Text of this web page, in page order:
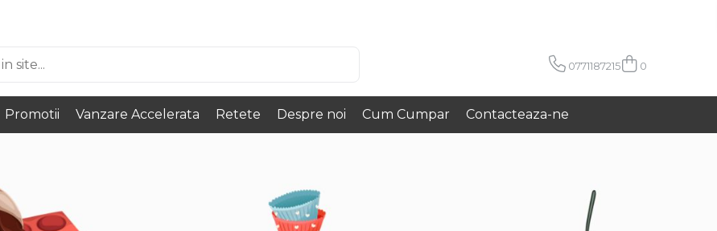
0771187215 0
Promotii Vanzare Accelerata Retete Despre noi Cum Cumpar Contacteaza-ne